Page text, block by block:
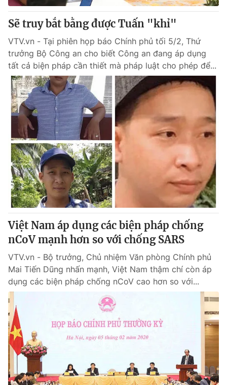
Sẽ truy bắt bằng được Tuấn "khỉ"
VTV.vn - Tại phiên họp báo Chính phủ tối 5/2, Thứ
trưởng Bộ Công an cho biết Công an đang áp dụng
tất cả biện pháp cần thiết mà pháp luật cho phép để...
Việt Nam áp dụng các biện pháp chống
nCoV mạnh hơn so với chống SARS
VTV.vn - Bộ trưởng, Chủ nhiệm Văn phòng Chính phủ
Mai Tiến Dũng nhấn mạnh, Việt Nam thậm chí còn áp
dụng các biện pháp chống nCoV cao hơn so với...